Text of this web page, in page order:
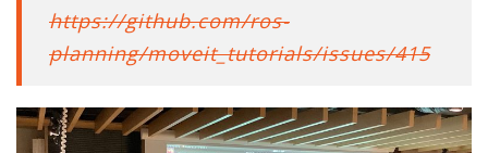
https://github.com/ros-
planning/moveit_tutorials/issues/415